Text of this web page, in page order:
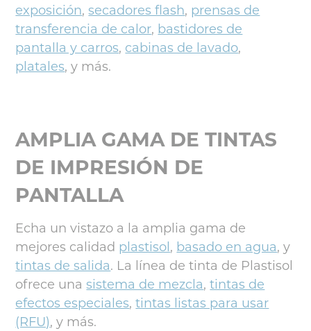
exposición,secadores flash, prensas de
transferencia de calor, bastidores de
pantalla y carros, cabinas de lavado,
platales, y más.
AMPLIA GAMA DE TINTAS
DE IMPRESIÓN DE
PANTALLA
Echa un vistazo a la amplia gama de
mejores calidad plastisol, basado en agua, y
tintas de salida. La línea de tinta de Plastisol
ofrece unasistema de mezcla,tintas de
efectos especiales,tintas listas para usar
(RFU), y más.